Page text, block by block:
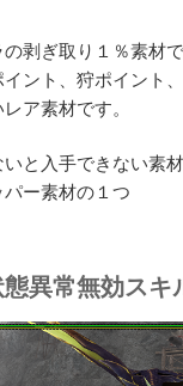
の剥ぎ取り１％素材
イント、狩ポイント
ア素材です。
と入手できない素
ー素材の１つ
異常無効スキ